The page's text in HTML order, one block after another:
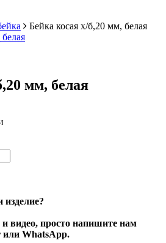
Бейка косая х/б,20 мм, белая
мм, белая
видео, просто напишите нам
или WhatsApp.